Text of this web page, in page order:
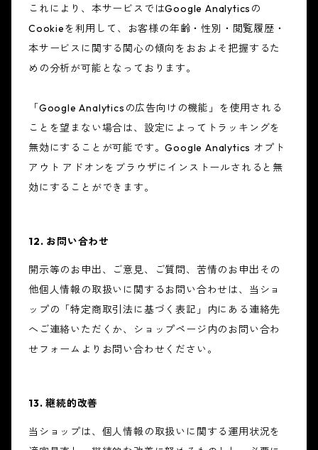
これにより、本サービスではGoogle Analyticsの
Cookieを利用して、お客様の年齢・性別・閲覧履歴・
本サービスに関する関心の傾向をおおよそ把握するた
めの分析が可能となっております。
「Google Analyticsの広告向けの機能」を使用される
ことを望まない場合は、設定によってトラッキングを
無効にすることが可能です。Google Analytics オプト
アウト アドオンをブラウザにインストールされると無
効にすることができます。
12. お問い合わせ
開示等のお申出、ご意見、ご質問、苦情のお申出その
他個人情報の取扱いに関するお問い合わせは、当ショ
ップの「特定商取引法に基づく表記」内にある連絡先
へご連絡いただくか、ショップページ内のお問い合わ
せフォームよりお問い合わせください。
13. 継続的改善
当ショップは、個人情報の取扱いに関する運用状況を